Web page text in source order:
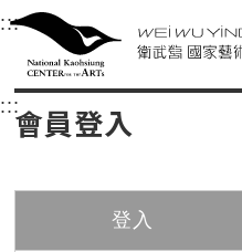
衛武營國家藝術文
中央內容區塊，為本頁主要內容
:::選單連結區塊，此區塊
衛武營國家藝
::: 中央內容區塊，為本頁
會員登入
登入